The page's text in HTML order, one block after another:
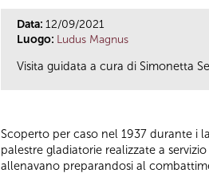
Data: 12/09/2021
Luogo: Ludus Magnus
Visita guidata a cura di Simonetta
Scoperto per caso nel 1937 durante i
palestre gladiatorie realizzate a
allenavano preparandosi al